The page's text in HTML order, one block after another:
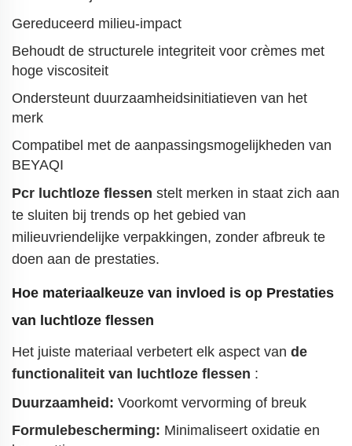
Gereduceerd milieu-impact
Behoudt de structurele integriteit voor crèmes met
hoge viscositeit
Ondersteunt duurzaamheidsinitiatieven van het
merk
Compatibel met de aanpassingsmogelijkheden van
BEYAQI
Pcr luchtloze flessen stelt merken in staat zich aan
te sluiten bij trends op het gebied van
milieuvriendelijke verpakkingen, zonder afbreuk te
doen aan de prestaties.
Hoe materiaalkeuze van invloed is op Prestaties
van luchtloze flessen
Het juiste materiaal verbetert elk aspect van de
functionaliteit van luchtloze flessen :
Duurzaamheid: Voorkomt vervorming of breuk
Formulebescherming: Minimaliseert oxidatie en